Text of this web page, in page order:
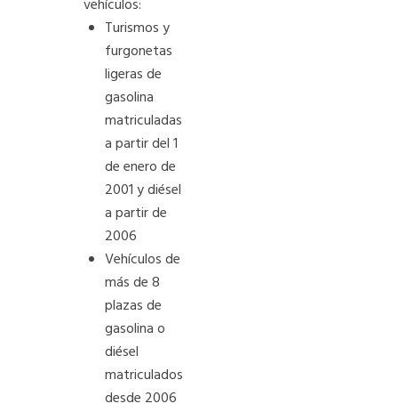
vehículos:
Turismos y
furgonetas
ligeras de
gasolina
matriculadas
a partir del 1
de enero de
2001 y diésel
a partir de
2006
Vehículos de
más de 8
plazas de
gasolina o
diésel
matriculados
desde 2006